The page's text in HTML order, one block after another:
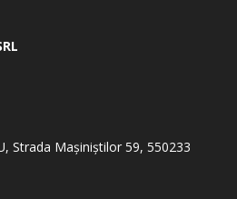
Strada Mașiniștilor 59, 550233